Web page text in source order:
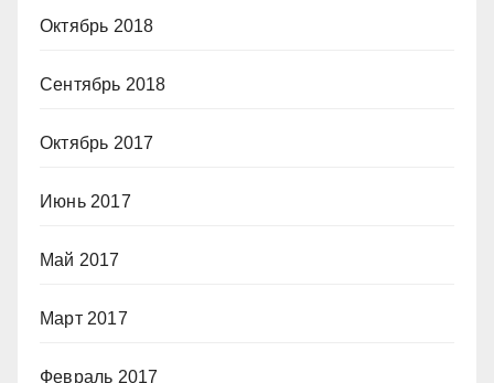
Октябрь 2018
Сентябрь 2018
Октябрь 2017
Июнь 2017
Май 2017
Март 2017
Февраль 2017